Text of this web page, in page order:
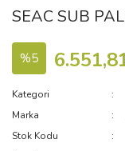
SEAC SUB
%5
Kategori
Marka
Stok Kodu